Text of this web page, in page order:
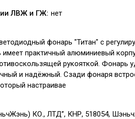
ЛВЖ и ГЖ: нет
фонарь "Титан" с
практичный алюминиевый
рукояткой. Фонарь
и надёжный. Сзади фонаря
настраивае
КО., ЛТД”, КНР, 518054,